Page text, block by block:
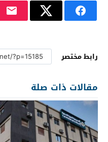
رابط مختصر
مقالات ذات صلة